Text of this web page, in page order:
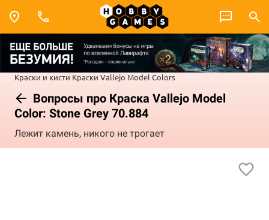
Краски и кисти Краски Vallejo Model Colors
Вопросы про Краска Vallejo Model
Color: Stone Grey 70.884
Лежит камень, никого не трогает